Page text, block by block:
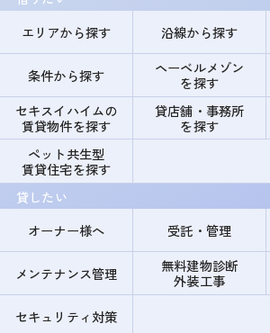
エリアから探す
沿線から探す
条件から探す
ヘーベルメゾン
を探す
セキスイハイムの
賃貸物件を探す
貸店舗・事務所
を探す
ペット共生型
賃貸住宅を探す
貸したい
オーナー様へ
受託・管理
メンテナンス管理
無料建物診断
外装工事
セキュリティ対策